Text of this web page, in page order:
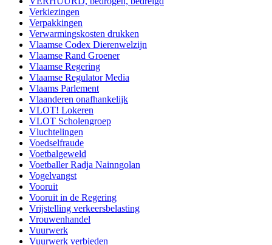
Verkiezingen
Verpakkingen
Verwarmingskosten drukken
Vlaamse Codex Dierenwelzijn
Vlaamse Rand Groener
Vlaamse Regering
Vlaamse Regulator Media
Vlaams Parlement
Vlaanderen onafhankelijk
VLOT! Lokeren
VLOT Scholengroep
Vluchtelingen
Voedselfraude
Voetbalgeweld
Voetballer Radja Nainngolan
Vogelvangst
Vooruit
Vooruit in de Regering
Vrijstelling verkeersbelasting
Vrouwenhandel
Vuurwerk
Vuurwerk verbieden